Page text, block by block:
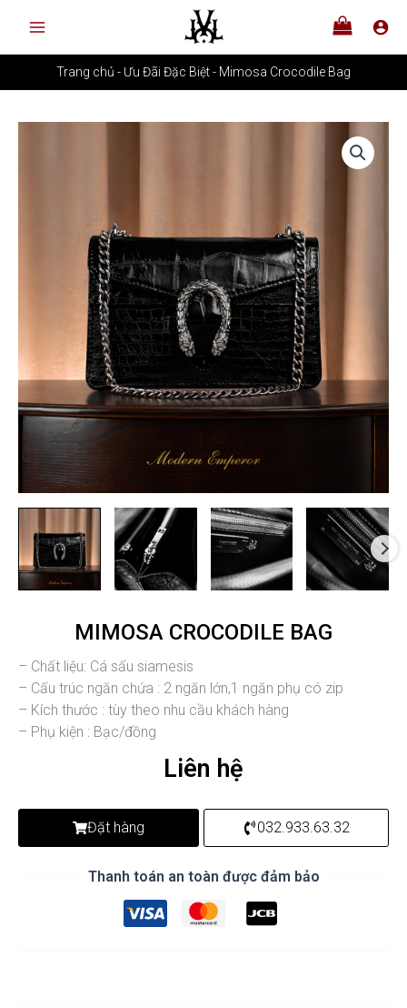
nội
Trang chủ - Ưu Đãi Đặc Biệt- Mimosa Crocodile Bag
MIMOSA CROCODILE BAG
– Chất liệu: Cá sấu siamesis
– Cấu trúc ngăn chứa : 2 ngăn lớn,1 ngăn phụ có zip
– Kích thước : tùy theo nhu cầu khách hàng
– Phụ kiện : Bạc/đồng
Liên hệ
Đặt hàng 032.933.63.32
Thanh toán an toàn được đảm bảo